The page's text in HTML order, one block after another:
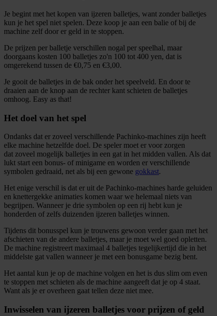
Je begint met het kopen van ijzeren balletjes, want zonder balletjes
kun je het spel niet spelen. Deze koop je aan een balie of bij de
machine zelf door er geld in te stoppen.
De prijzen per balletje verschillen nogal per speelhal, maar
doorgaans kosten 100 balletjes zo'n 100 tot 400 yen, dat is
omgerekend tussen de €0,75 en €3,00.
Je gooit de balletjes in de bak onder het speelveld. En door te
draaien aan de knop aan de rechter kant schieten de balletjes
omhoog. Easy as that!
Het doel van het spel
Ondanks dat er zoveel verschillende Pachinko-machines zijn heeft
elke machine hetzelfde doel. De speler moet er voor zorgen
dat zoveel mogelijk balletjes in een gat in het midden vallen. Als dat
lukt start een bonus- of minigame en worden er verschillende
symbolen gedraaid, net als bij een gewone gokkast.
Het enige verschil is dat er uit de Pachinko-machines harde geluiden
en knettergekke animaties komen waar we helemaal niets van
begrijpen. Wanneer je drie symbolen op een rij hebt kun je
honderden of zelfs duizenden ijzeren balletjes winnen.
Tijdens dit bonusspel kun je trouwens gewoon verder gaan met het
afschieten van de andere balletjes, maar je moet wel goed opletten.
De machine registreert maximaal 4 balletjes tegelijkertijd die in het
middelste gat vallen wanneer je met een bonusgame bezig bent.
Het aantal kun je op de machine volgen en het is dus slim om even
te stoppen met schieten als de machine aangeeft dat je op 4 staat.
Want als je er overheen gaat tellen deze niet mee.
Inwisselen van ijzeren balletjes voor prijzen of geld